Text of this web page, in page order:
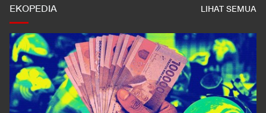
EKOPEDIA LIHAT SEMUA